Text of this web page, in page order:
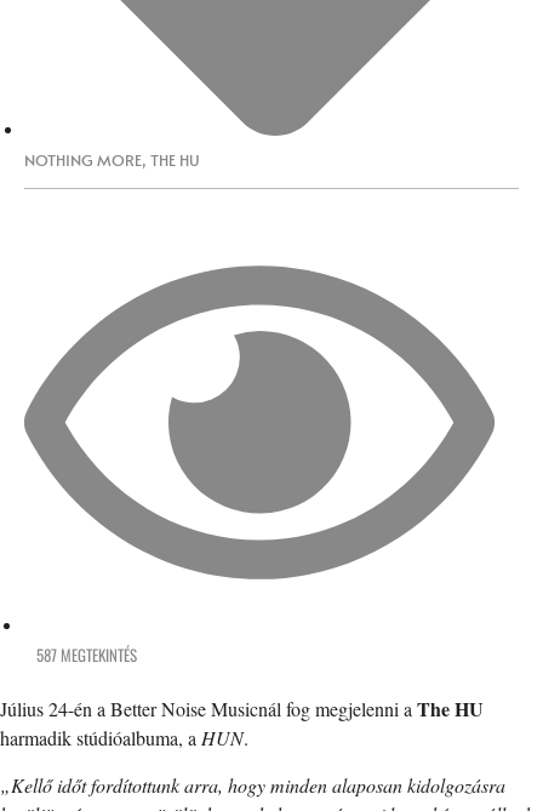
NOTHING MORE, THE HU
587 MEGTEKINTÉS
Július 24-én a Better Noise Musicnál fog megjelenni a The HU
harmadik stúdióalbuma, a HUN.
„Kellő időt fordítottunk arra, hogy minden alaposan kidolgozásra